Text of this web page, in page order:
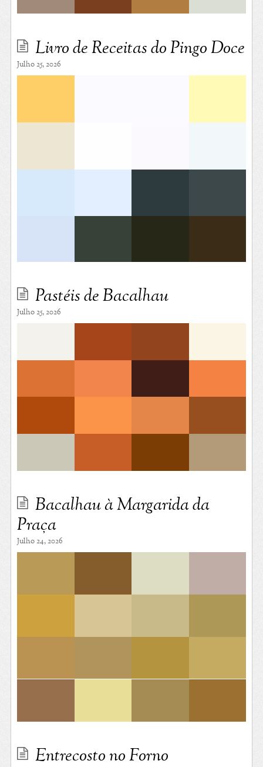
Livro de Receitas do Pingo Doce
Julho 25, 2026
Pastéis de Bacalhau
Julho 25, 2026
Bacalhau à Margarida da
Praça
Julho 24, 2026
Entrecosto no Forno